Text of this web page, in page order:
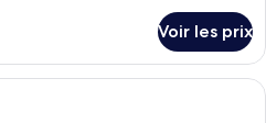
Voir les prix